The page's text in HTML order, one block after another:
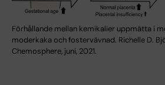
Förhållande mellan kemikalier uppmätta i
moderkaka och fostervävnad. Richelle D.
Chemosphere, juni, 2021.